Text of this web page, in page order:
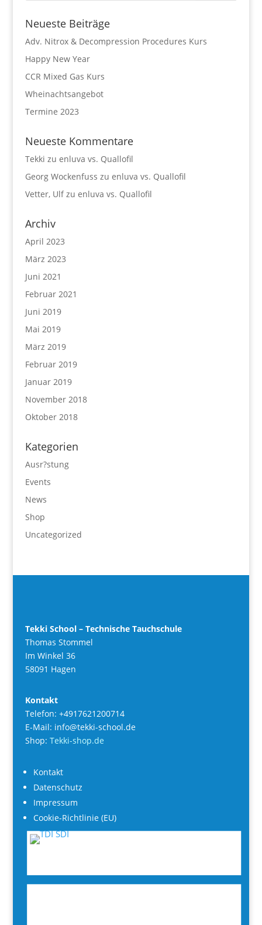
Neueste Beiträge
Adv. Nitrox & Decompression Procedures Kurs
Happy New Year
CCR Mixed Gas Kurs
Wheinachtsangebot
Termine 2023
Neueste Kommentare
Tekki zu enluva vs. Quallofil
Georg Wockenfuss zu enluva vs. Quallofil
Vetter, Ulfzu enluva vs. Quallofil
Archiv
April 2023
März 2023
Juni 2021
Februar 2021
Juni 2019
Mai 2019
März 2019
Februar 2019
Januar 2019
November 2018
Oktober 2018
Kategorien
Ausr?stung
Events
News
Shop
Uncategorized
Tekki School – Technische Tauchschule
Thomas Stommel
Im Winkel 36
58091 Hagen
Kontakt
Telefon: +4917621200714
E-Mail: info@tekki-school.de
Shop: Tekki-shop.de
Kontakt
Datenschutz
Impressum
Cookie-Richtlinie (EU)